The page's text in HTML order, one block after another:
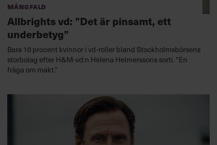
Mångfald
Allbrights vd: ”Det är pinsamt, ett
underbetyg”
Bara 10 procent kvinnor i vd-roller bland Stockholmsbörsens
storbolag efter H&M-vd:n Helena Helmerssons sorti. "En
fråga om makt."